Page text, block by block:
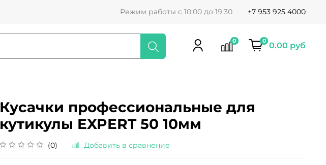
Режим работы с 10:00 до 19:30 +7 953 925 4000
0 0 0.00 руб
Кусачки профессиональные для
кутикулы EXPERT 50 10мм
(0) Добавить в сравнение